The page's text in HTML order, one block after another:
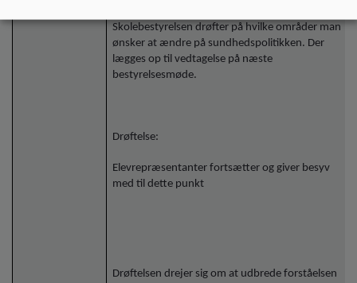
Skolebestyrelsen drøfter på hvilke områder man
ønsker at ændre på sundhedspolitikken. Der
lægges op til vedtagelse på næste
bestyrelsesmøde.
Drøftelse:
Elevrepræsentanter fortsætter og giver besyv
med til dette punkt
Drøftelsen drejer sig om at udbrede forståelsen